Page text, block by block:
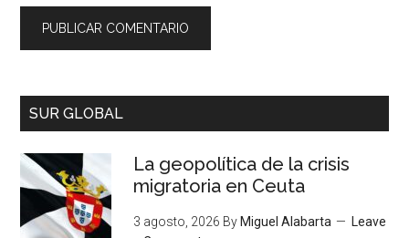
SUR GLOBAL
La geopolítica de la crisis
migratoria en Ceuta
3 agosto, 2026 By Miguel Alabarta
Leave